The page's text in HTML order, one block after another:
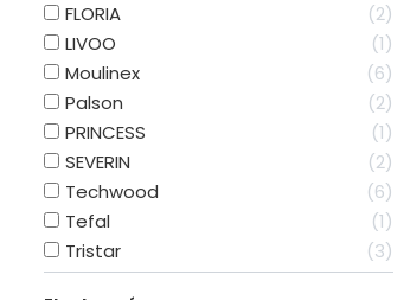
FLORIA
2
LIVOO
1
Moulinex
6
Palson
2
PRINCESS
1
SEVERIN
2
Techwood
6
Tefal
1
Tristar
3